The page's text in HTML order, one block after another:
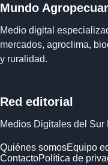
Mundo
Medio digital
mercados, agroclima,
y ruralidad.
Red editorial
Medios Digitales del Sur
Quiénes somosEquipo
ContactoPolítica de